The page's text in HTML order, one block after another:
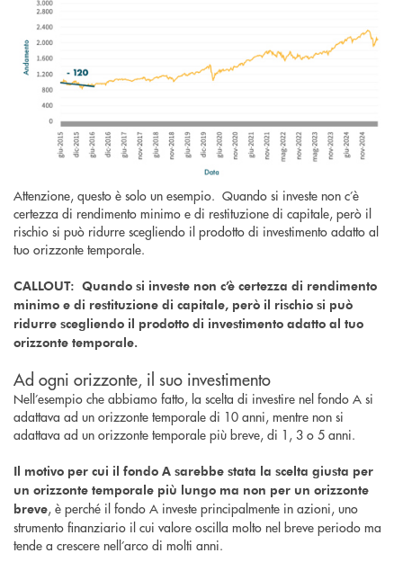
Attenzione, questo è solo un esempio. Quando si investe non c’è
certezza di rendimento minimo e di restituzione di capitale, però il
rischio si può ridurre scegliendo il prodotto di investimento adatto al
tuo orizzonte temporale.
CALLOUT: Quando si investe non c’è certezza di rendimento
minimo e di restituzione di capitale, però il rischio si può
ridurre scegliendo il prodotto di investimento adatto al tuo
orizzonte temporale.
Ad ogni orizzonte, il suo investimento
Nell’esempio che abbiamo fatto, la scelta di investire nel fondo A si
adattava ad un orizzonte temporale di 10 anni, mentre non si
adattava ad un orizzonte temporale più breve, di 1, 3 o 5 anni.
Il motivo per cui il fondo A sarebbe stata la scelta giusta per
un orizzonte temporale più lungo ma non per un orizzonte
breve, è perché il fondo A investe principalmente in azioni, uno
strumento finanziario il cui valore oscilla molto nel breve periodo ma
tende a crescere nell’arco di molti anni.